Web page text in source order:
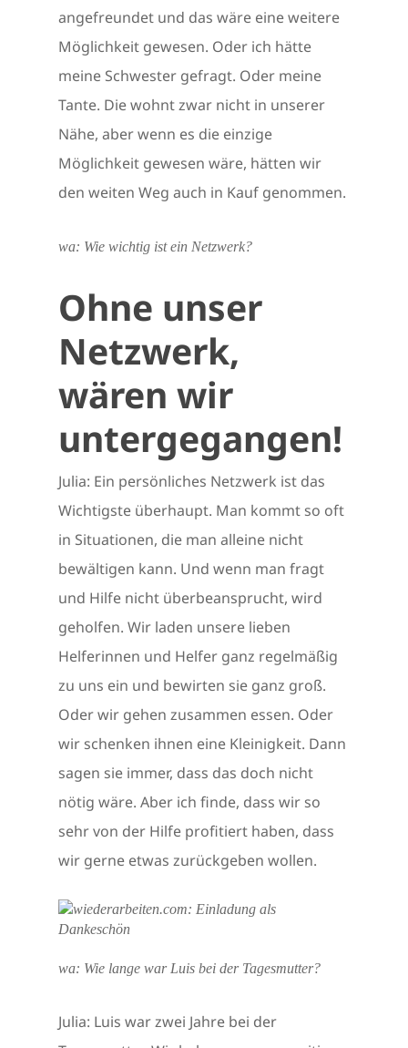
angefreundet und das wäre eine weitere
Möglichkeit gewesen. Oder ich hätte
meine Schwester gefragt. Oder meine
Tante. Die wohnt zwar nicht in unserer
Nähe, aber wenn es die einzige
Möglichkeit gewesen wäre, hätten wir
den weiten Weg auch in Kauf genommen.
wa: Wie wichtig ist ein Netzwerk?
Ohne unser
Netzwerk,
wären wir
untergegangen!
Julia: Ein persönliches Netzwerk ist das
Wichtigste überhaupt. Man kommt so oft
in Situationen, die man alleine nicht
bewältigen kann. Und wenn man fragt
und Hilfe nicht überbeansprucht, wird
geholfen. Wir laden unsere lieben
Helferinnen und Helfer ganz regelmäßig
zu uns ein und bewirten sie ganz groß.
Oder wir gehen zusammen essen. Oder
wir schenken ihnen eine Kleinigkeit. Dann
sagen sie immer, dass das doch nicht
nötig wäre. Aber ich finde, dass wir so
sehr von der Hilfe profitiert haben, dass
wir gerne etwas zurückgeben wollen.
wa: Wie lange war Luis bei der Tagesmutter?
Julia: Luis war zwei Jahre bei der